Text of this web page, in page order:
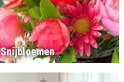
Snijbloemen